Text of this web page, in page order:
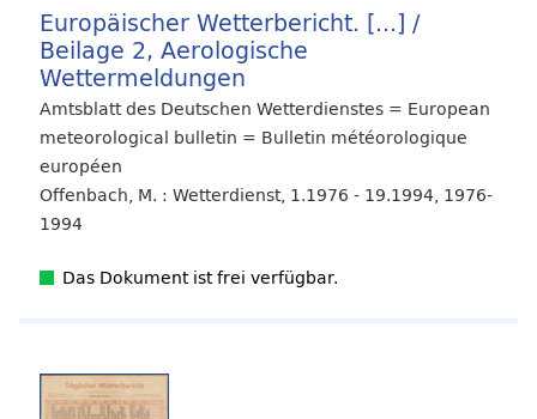
Das Dokument ist frei verfügbar.
Europäischer Wetterbericht. [...] /
Beilage 2, Aerologische
Wettermeldungen
Amtsblatt des Deutschen Wetterdienstes = European
meteorological bulletin = Bulletin météorologique
européen
Offenbach, M. : Wetterdienst, 1.1976 - 19.1994, 1976-
1994